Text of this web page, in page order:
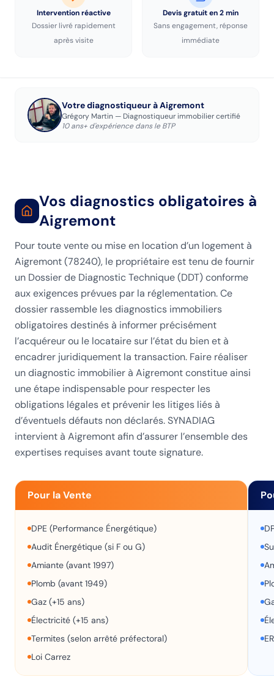
Intervention réactive
Dossier livré rapidement
après visite
Devis gratuit en 2 min
Sans engagement, réponse
immédiate
Votre diagnostiqueurà Aigremont
Grégory Martin — Diagnostiqueur immobilier certifié
10 ans+ d'expérience dans le BTP
Vos diagnostics obligatoires à
Aigremont
Pour toute vente ou mise en location d’un logement à
Aigremont (78240), le propriétaire est tenu de fournir
un Dossier de Diagnostic Technique (DDT) conforme
aux exigences prévues par la réglementation. Ce
dossier rassemble les diagnostics immobiliers
obligatoires destinés à informer précisément
l’acquéreur ou le locataire sur l’état du bien et à
encadrer juridiquement la transaction. Faire réaliser
un diagnostic immobilier à Aigremont constitue ainsi
une étape indispensable pour respecter les
obligations légales et prévenir les litiges liés à
d’éventuels défauts non déclarés. SYNADIAG
intervient à Aigremont afin d’assurer l’ensemble des
expertises requises avant toute signature.
Pour la Vente
DPE (Performance Énergétique)
Audit Énergétique (si F ou G)
Amiante (avant 1997)
Plomb (avant 1949)
Gaz (+15 ans)
Électricité (+15 ans)
Termites (selon arrêté préfectoral)
Loi Carrez